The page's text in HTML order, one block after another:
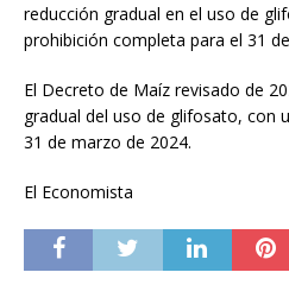
reducción gradual en el uso de
prohibición completa para el 31
El Decreto de Maíz revisado de
gradual del uso de glifosato, con
31 de marzo de 2024.
El Economista